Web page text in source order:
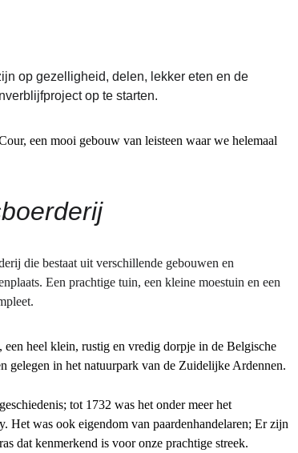
op gezelligheid, delen, lekker eten en de
op te starten.
een mooi gebouw van leisteen waar we helemaal
die bestaat uit verschillende gebouwen en
Een prachtige tuin, een kleine moestuin en een
heel klein, rustig en vredig dorpje in de Belgische
gelegen in het natuurpark van de Zuidelijke Ardennen.
tot 1732 was het onder meer het
Het was ook eigendom van paardenhandelaren; Er zijn
dat kenmerkend is voor onze prachtige streek.